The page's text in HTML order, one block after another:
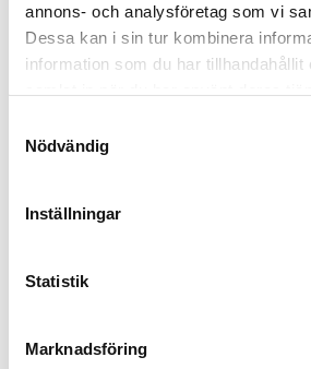
annons- och analysföretag som vi
Dessa kan i sin tur kombinera
information som du har tillhandahållit
Nödvändig
Inställningar
Statistik
Marknadsföring